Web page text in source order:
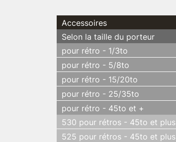
Accessoires
Selon la taille du porteur
pour rétro - 1/3to
pour rétro - 5/8to
pour rétro - 15/20to
pour rétro - 25/35to
pour rétro - 45to et +
530 pour rétros - 45to et plus
525 pour rétros - 45to et plus